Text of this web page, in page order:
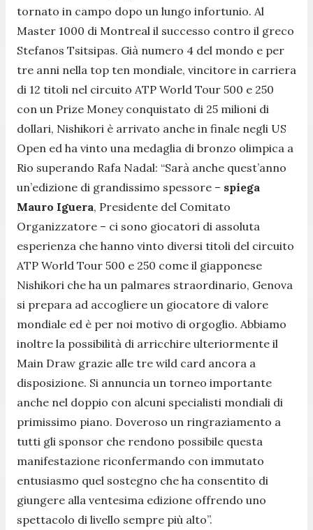
tornato in campo dopo un lungo infortunio. Al
Master 1000 di Montreal il successo contro il greco
Stefanos Tsitsipas. Già numero 4 del mondo e per
tre anni nella top ten mondiale, vincitore in carriera
di 12 titoli nel circuito ATP World Tour 500 e 250
con un Prize Money conquistato di 25 milioni di
dollari, Nishikori è arrivato anche in finale negli US
Open ed ha vinto una medaglia di bronzo olimpica a
Rio superando Rafa Nadal: “Sarà anche quest’anno
un’edizione di grandissimo spessore – spiega
Mauro Iguera, Presidente del Comitato
Organizzatore – ci sono giocatori di assoluta
esperienza che hanno vinto diversi titoli del circuito
ATP World Tour 500 e 250 come il giapponese
Nishikori che ha un palmares straordinario, Genova
si prepara ad accogliere un giocatore di valore
mondiale ed è per noi motivo di orgoglio. Abbiamo
inoltre la possibilità di arricchire ulteriormente il
Main Draw grazie alle tre wild card ancora a
disposizione. Si annuncia un torneo importante
anche nel doppio con alcuni specialisti mondiali di
primissimo piano. Doveroso un ringraziamento a
tutti gli sponsor che rendono possibile questa
manifestazione riconfermando con immutato
entusiasmo quel sostegno che ha consentito di
giungere alla ventesima edizione offrendo uno
spettacolo di livello sempre più alto”.